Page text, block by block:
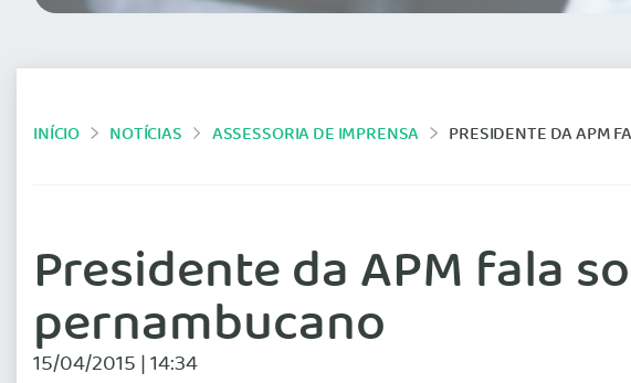
INÍCIO NOTÍCIAS ASSESSORIA DE IMPRENSA PRESIDENTE DA APM
Presidente da APM fala
pernambucano
15/04/2015 | 14:34